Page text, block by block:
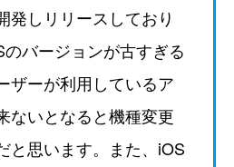
発しリリースしており
のバージョンが古すぎる
ザーが利用しているア
ないとなると機種変更
と思います。また、iOS